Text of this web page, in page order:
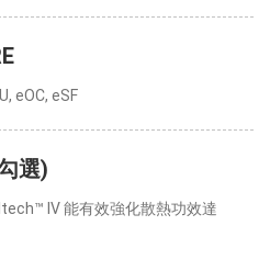
eOC, eSF
選)
IV 能有效強化散熱功效達